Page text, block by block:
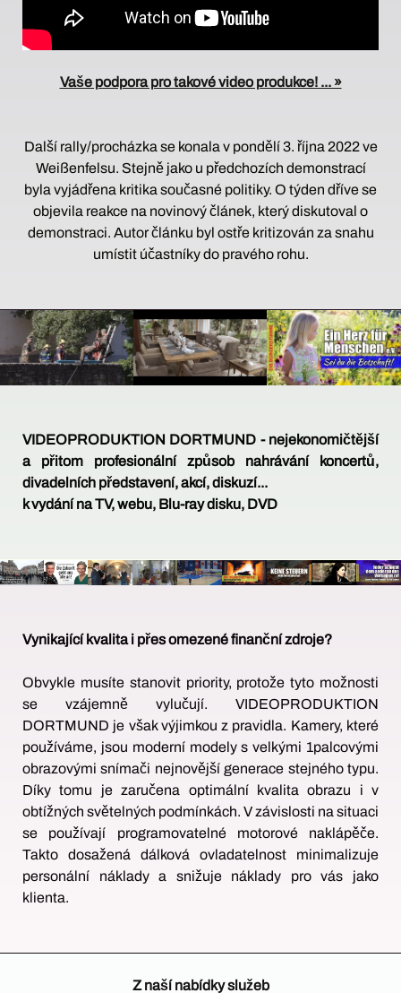
Vaše podpora pro takové video produkce! ... »
Další rally/procházka se konala v pondělí 3. října 2022 ve
Weißenfelsu. Stejně jako u předchozích demonstrací
byla vyjádřena kritika současné politiky. O týden dříve se
objevila reakce na novinový článek, který diskutoval o
demonstraci. Autor článku byl ostře kritizován za snahu
umístit účastníky do pravého rohu.
VIDEOPRODUKTION DORTMUND - nejekonomičtější
a přitom profesionální způsob nahrávání koncertů,
divadelních představení, akcí, diskuzí...
k vydání na TV, webu, Blu-ray disku, DVD
Vynikající kvalita i přes omezené finanční zdroje?
Obvykle musíte stanovit priority, protože tyto možnosti
se vzájemně vylučují. VIDEOPRODUKTION
DORTMUND je však výjimkou z pravidla. Kamery, které
používáme, jsou moderní modely s velkými 1palcovými
obrazovými snímači nejnovější generace stejného typu.
Díky tomu je zaručena optimální kvalita obrazu i v
obtížných světelných podmínkách. V závislosti na situaci
se používají programovatelné motorové naklápěče.
Takto dosažená dálková ovladatelnost minimalizuje
personální náklady a snižuje náklady pro vás jako
klienta.
Z naší nabídky služeb